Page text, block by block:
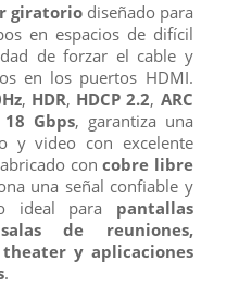
giratoriodiseñado para
en espacios de difícil
de forzar el cable y
en los puertos HDMI.
, HDR, HDCP 2.2, ARC
18 Gbps, garantiza una
y video con excelente
concobre libre
una señal confiable y
ideal para pantallas
de reuniones,
y aplicaciones
.